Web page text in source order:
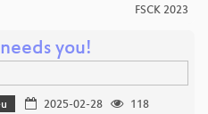
FSCK 2023
you!
2025-02-28
118